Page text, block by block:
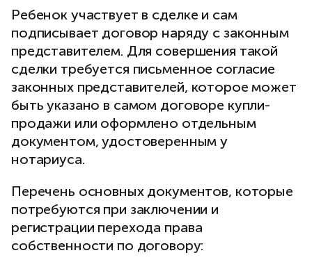
Ребенок участвует в сделке и сам
подписывает договор наряду с законным
представителем. Для совершения такой
сделки требуется письменное согласие
законных представителей, которое может
быть указано в самом договоре купли-
продажи или оформлено отдельным
документом, удостоверенным у
нотариуса.
Перечень основных документов, которые
потребуются при заключении и
регистрации перехода права
собственности по договору: